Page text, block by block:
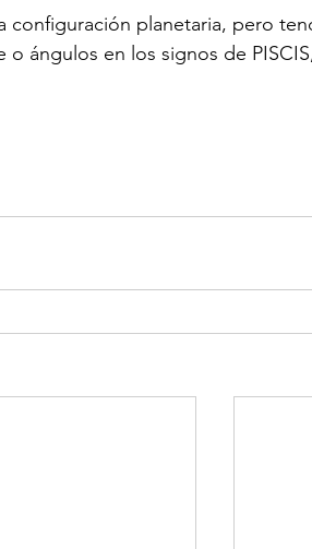
configuración planetaria, pero
ángulos en los signos de